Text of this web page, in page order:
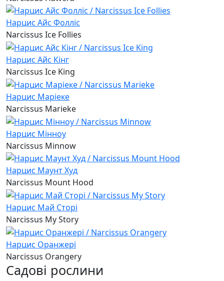
Нарцис Айс Фолліс
Narcissus Ice Follies
Нарцис Айс Кінг
Narcissus Ice King
Нарцис Маріеке
Narcissus Marieke
Нарцис Мінноу
Narcissus Minnow
Нарцис Маунт Худ
Narcissus Mount Hood
Нарцис Май Сторі
Narcissus My Story
Нарцис Оранжері
Narcissus Orangery
Садові рослини